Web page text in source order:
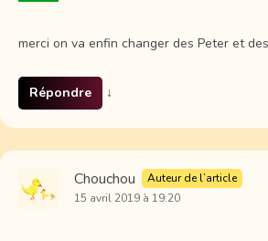
merci on va enfin changer des Peter et
Répondre ↓
Chouchou
Auteur de l’article
15 avril 2019 à 19:20